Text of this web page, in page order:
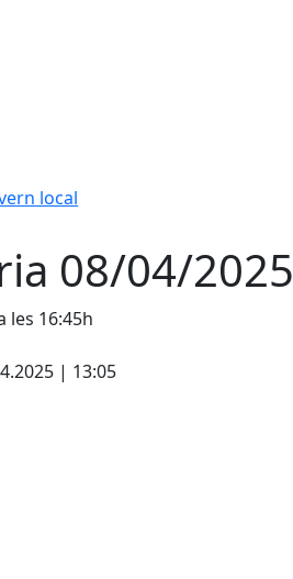
local
08/04/2025
les 16:45h
| 13:05